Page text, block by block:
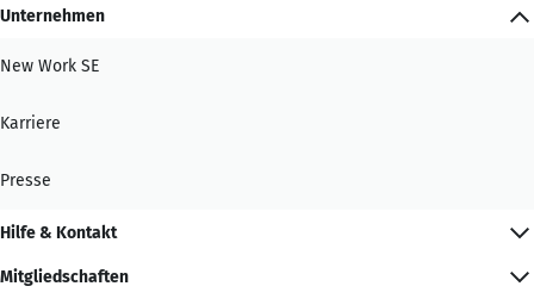
Unternehmen
New Work SE
Karriere
Presse
Hilfe & Kontakt
Mitgliedschaften